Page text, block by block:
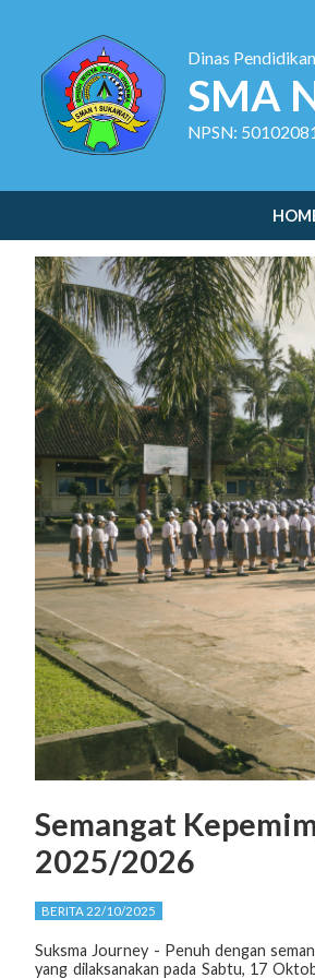
Dinas
SMA
NPSN:
Semangat
2025/2026
BERITA 22/10/2025
Suksma Journey - Penuh dengan
yang dilaksanakan pada Sabtu, 17